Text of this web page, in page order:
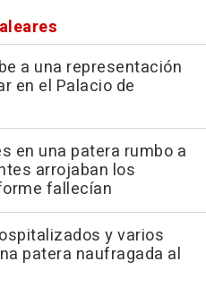
a una representación
en el Palacio de
en una patera rumbo a
arrojaban los
fallecían
y varios
patera naufragada al